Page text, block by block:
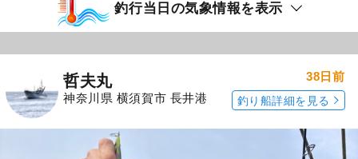
釣行当日の気象情報を表示
哲夫丸
神奈川県 横須賀市 長井港
38日前
釣り船詳細を見る